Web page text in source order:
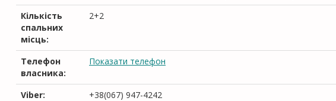
Кількість
спальних
місць:
2+2
Телефон
власника:
Показати телефон
Viber: +38(067) 947-4242